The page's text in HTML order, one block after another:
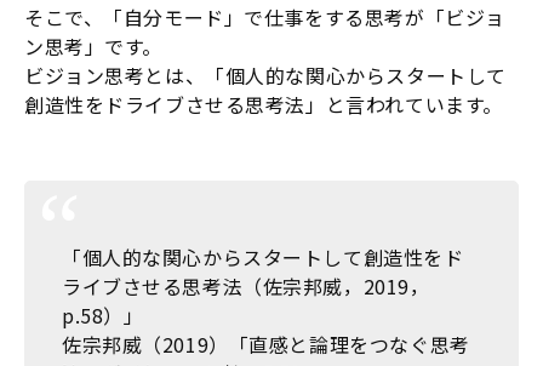
そこで、「自分モード」で仕事をする思考が「ビジョ
ン思考」です。
ビジョン思考とは、「個人的な関心からスタートして
創造性をドライブさせる思考法」と言われています。
「個人的な関心からスタートして創造性をド
ライブさせる思考法（佐宗邦威，2019，
p.58）」
佐宗邦威（2019）「直感と論理をつなぐ思考